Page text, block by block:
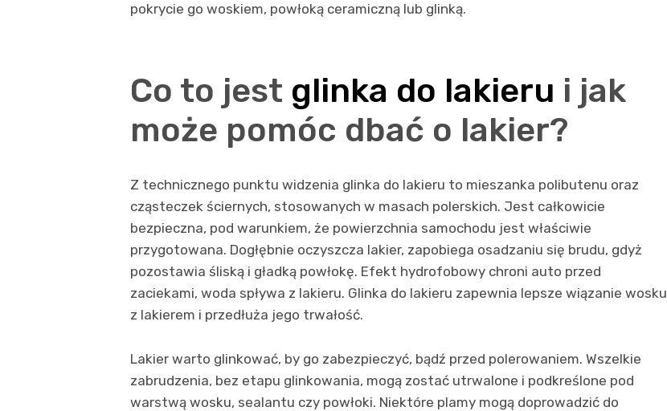
pokrycie go woskiem, powłoką ceramiczną lub glinką.
Co to jest glinka do lakieru i jak
może pomóc dbać o lakier?
Z technicznego punktu widzenia glinka do lakieru to mieszanka polibutenu oraz
cząsteczek ściernych, stosowanych w masach polerskich. Jest całkowicie
bezpieczna, pod warunkiem, że powierzchnia samochodu jest właściwie
przygotowana. Dogłębnie oczyszcza lakier, zapobiega osadzaniu się brudu, gdyż
pozostawia śliską i gładką powłokę. Efekt hydrofobowy chroni auto przed
zaciekami, woda spływa z lakieru. Glinka do lakieru zapewnia lepsze wiązanie wosku
z lakierem i przedłuża jego trwałość.
Lakier warto glinkować, by go zabezpieczyć, bądź przed polerowaniem. Wszelkie
zabrudzenia, bez etapu glinkowania, mogą zostać utrwalone i podkreślone pod
warstwą wosku, sealantu czy powłoki. Niektóre plamy mogą doprowadzić do